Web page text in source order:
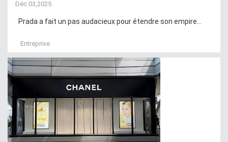
Déc 03,2025
Prada a fait un pas audacieux pour étendre son empire...
Entreprise